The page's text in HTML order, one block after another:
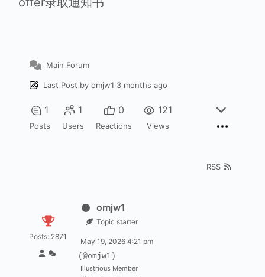
Main Forum
Last Post by omjw1 3 months ago
1
Posts
1
Users
0
Reactions
121
Views
RSS
Posts: 2871
omjw1
Topic starter
May 19, 2026 4:21 pm
(@omjw1)
Illustrious Member